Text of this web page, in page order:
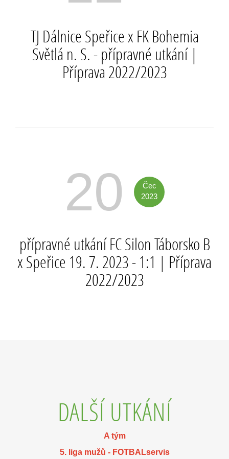
TJ Dálnice Speřice x FK Bohemia
Světlá n. S. - přípravné utkání |
Příprava 2022/2023
20
Čec
2023
přípravné utkání FC Silon Táborsko B
x Speřice 19. 7. 2023 - 1:1 | Příprava
2022/2023
DALŠÍ UTKÁNÍ
A tým
5. liga mužů - FOTBALservis